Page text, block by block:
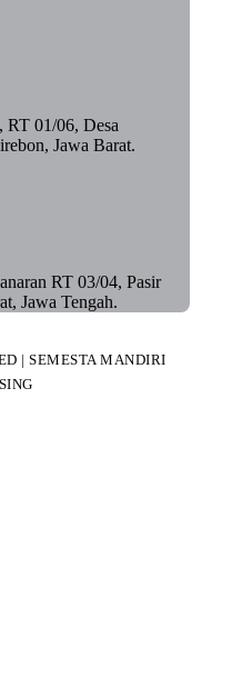
01/06, Desa
Jawa Barat.
RT 03/04, Pasir
Jawa Tengah.
| SEMESTA MANDIRI